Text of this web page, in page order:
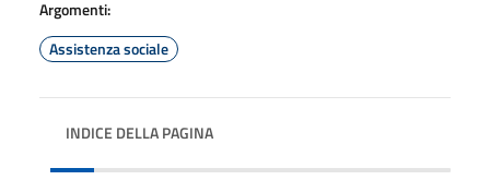
Argomenti:
Assistenza sociale
INDICE DELLA PAGINA